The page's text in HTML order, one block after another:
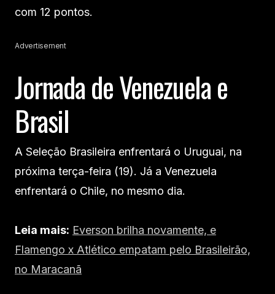
com 12 pontos.
Advertisement
Jornada de Venezuela e
Brasil
A Seleção Brasileira enfrentará o Uruguai, na
próxima terça-feira (19). Já a Venezuela
enfrentará o Chile, no mesmo dia.
Leia mais: Everson brilha novamente, e
Flamengo x Atlético empatam pelo Brasileirão,
no Maracanã